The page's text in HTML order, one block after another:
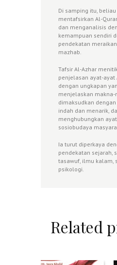
Di samping itu,
mentafsirkan Al-
dan menganalisis
kemampuan sendiri
pendekatan
mazhab.
Tafsir Al-Azhar
penjelasan ayat-ayat
dengan ungkapan
menjelaskan makna-
dimaksudkan
indah dan menarik,
menghubungkan
sosiobudaya
Ia turut diperkaya
pendekatan sejarah,
tasawuf, ilmu kalam,
psikologi.
Related